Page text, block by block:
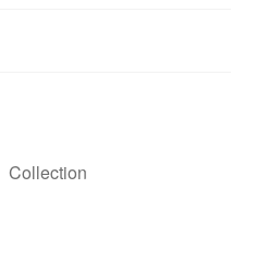
Collection